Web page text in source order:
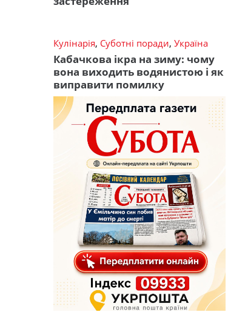
Кулінарія, Суботні поради, Україна
Кабачкова ікра на зиму: чому
вона виходить водянистою і як
виправити помилку